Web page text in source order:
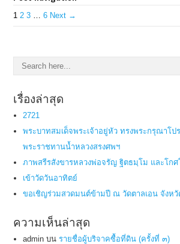
1 2 3 6 Next →
เรื่องล่าสุด
2721
พระบาทสมเด็จพระเจ้าอยู่หัว ทรงพระกรุณาโป
พระราชทานน้ำหลวงสรงศพฯ
ภาพสรีรสังขารหลวงพ่อจรัญ ฐิตธมฺโม และโกศ
เข้าวัดวันอาทิตย์
ขอเชิญร่วมสวดมนต์ข้ามปี ณ วัดตาลเอน จังห
ความเห็นล่าสุด
admin บนรายชื่อผู้บริจาคซื้อที่ดิน (ครั้งที่ ๓)